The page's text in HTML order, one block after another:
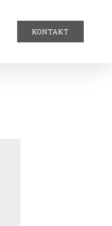
KONTAKT